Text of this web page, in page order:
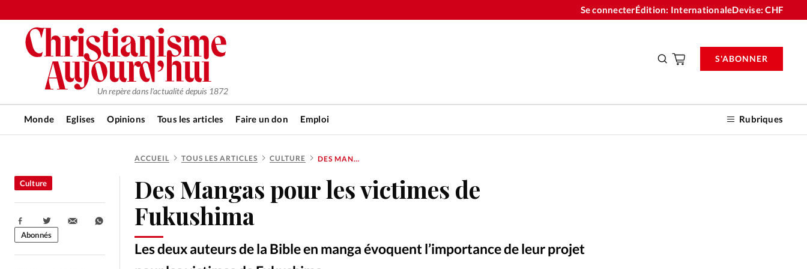
Se connecterÉdition: InternationaleDevise:CHF
Un repère dans l'actualité depuis 1872
Monde Eglises Opinions Tous les articles Faire un don Emploi Rubriques
S'ABONNER
RUBRIQUES
Tous les articles
Actualité chrétienne
Actualité internationale
ACCUEIL TOUS LES ARTICLES CULTURE DES MANGAS POUR LES VICTIMES DE FUKUSHIMA
Des Mangas pour les victimes de
Fukushima
Les deux auteurs de la Bible en manga évoquent l’importance de leur projet
Culture
Partager:
Abonnés